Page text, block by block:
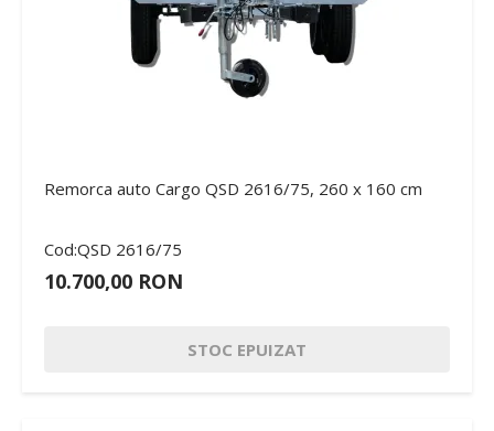
Remorca auto Cargo QSD 2616/75, 260 x 160 cm
Cod:QSD 2616/75
10.700,00 RON
STOC EPUIZAT